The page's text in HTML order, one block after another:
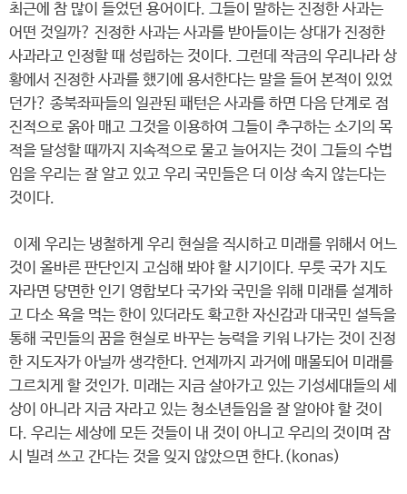
최근에 참 많이 들었던 용어이다. 그들이 말하는 진정한 사과는
어떤 것일까? 진정한 사과는 사과를 받아들이는 상대가 진정한
사과라고 인정할 때 성립하는 것이다. 그런데 작금의 우리나라 상
황에서 진정한 사과를 했기에 용서한다는 말을 들어 본적이 있었
던가? 종북좌파들의 일관된 패턴은 사과를 하면 다음 단계로 점
진적으로 옭아 매고 그것을 이용하여 그들이 추구하는 소기의 목
적을 달성할 때까지 지속적으로 물고 늘어지는 것이 그들의 수법
임을 우리는 잘 알고 있고 우리 국민들은 더 이상 속지 않는다는
것이다.
이제 우리는 냉철하게 우리 현실을 직시하고 미래를 위해서 어느
것이 올바른 판단인지 고심해 봐야 할 시기이다. 무릇 국가 지도
자라면 당면한 인기 영합보다 국가와 국민을 위해 미래를 설계하
고 다소 욕을 먹는 한이 있더라도 확고한 자신감과 대국민 설득을
통해 국민들의 꿈을 현실로 바꾸는 능력을 키워 나가는 것이 진정
한 지도자가 아닐까 생각한다. 언제까지 과거에 매몰되어 미래를
그르치게 할 것인가. 미래는 지금 살아가고 있는 기성세대들의 세
상이 아니라 지금 자라고 있는 청소년들임을 잘 알아야 할 것이
다. 우리는 세상에 모든 것들이 내 것이 아니고 우리의 것이며 잠
시 빌려 쓰고 간다는 것을 잊지 않았으면 한다.(konas)